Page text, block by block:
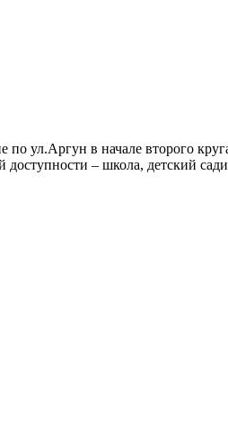
ул.Аргун в начале второго
– школа, детский